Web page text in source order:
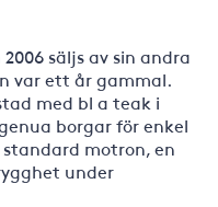
säljs av sin andra
var ett år gammal.
med bl a teak i
borgar för enkel
motron, en
under